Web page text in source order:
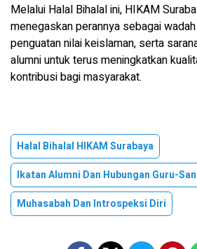
Melalui Halal Bihalal ini, HIKAM
menegaskan perannya sebagai
penguatan nilai keislaman, serta
alumni untuk terus meningkatkan
kontribusi bagi masyarakat.
Halal Bihalal HIKAM Surabaya
Ikatan Alumni Dan Hubungan Guru-
Muhasabah Dan Introspeksi Diri